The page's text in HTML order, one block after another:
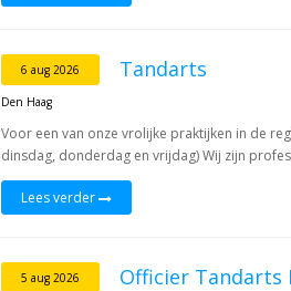
6 aug 2026 Tandarts
Den Haag
Voor een van onze vrolijke praktijken in de
dinsdag, donderdag en vrijdag) Wij zijn
Lees verder
5 aug 2026 Officier Tandarts